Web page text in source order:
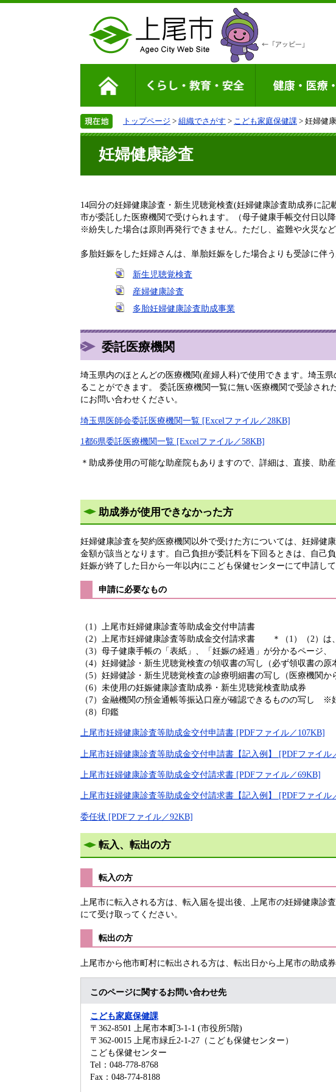
トップページ > 組織でさがす > こども家庭保健課 > 妊婦健
妊婦健康診査
14回分の妊婦健康診査・新生児聴覚検査(妊婦健康診査助成券に
市が委託した医療機関で受けられます。（母子健康手帳交付日以
※紛失した場合は原則再発行できません。ただし、盗難や火災な
多胎妊娠をした妊婦さんは、単胎妊娠をした場合よりも受診に
新生児聴覚検査
産婦健康診査
多胎妊婦健康診査助成事業
委託医療機関
埼玉県内のほとんどの医療機関(産婦人科)で使用できます。埼玉
ることができます。 委託医療機関一覧に無い医療機関で受診さ
にお問い合わせください。
埼玉県医師会委託医療機関一覧 [Excelファイル／28KB]
1都6県委託医療機関一覧 [Excelファイル／58KB]
＊助成券使用の可能な助産院もありますので、詳細は、直接、助
助成券が使用できなかった方
妊婦健康診査を契約医療機関以外で受けた方については、妊婦健
金額が該当となります。自己負担が委託料を下回るときは、自己
妊娠が終了した日から一年以内にこども保健センターにて申請して
申請に必要なもの
（1）上尾市妊婦健康診査等助成金交付申請書
（2）上尾市妊婦健康診査等助成金交付
（3）母子健康手帳の「表紙」、「妊娠の経過」が分かるページ
（4）妊婦健診・新生児聴覚検査の領収書の写し（必ず領収書の原
（5）妊婦健診・新生児聴覚検査の診療明細書の写し（医療機関か
（6）未使用の妊娠健康診査助成券・新生児聴覚検査助成券
（7）金融機関の預金通帳等振込口座が確認できるものの写し ※
（8）印鑑
上尾市妊婦健康診査等助成金交付申請書 [PDFファイル／107KB]
上尾市妊婦健康診査等助成金交付申請書【記入例】 [PDFファイル
上尾市妊婦健康診査等助成金交付請求書 [PDFファイル／69KB]
上尾市妊婦健康診査等助成金交付請求書【記入例】 [PDFファイル
委任状 [PDFファイル／92KB]
転入、転出の方
転入の方
上尾市に転入される方は、転入届を提出後、上尾市の妊婦健康診
にて受け取ってください。
転出の方
上尾市から他市町村に転出される方は、転出日から上尾市の助成
このページに関するお問い合わせ先
こども家庭保健課
〒362-8501
上尾市本町3-1-1 (市役所5階)
〒362-0015 上尾市緑丘2-1-27（こども保健センター）
こども保健センター
Tel：048-778-8768
Fax：048-774-8188